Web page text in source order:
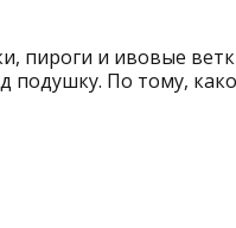
пироги и ивовые
подушку. По тому,